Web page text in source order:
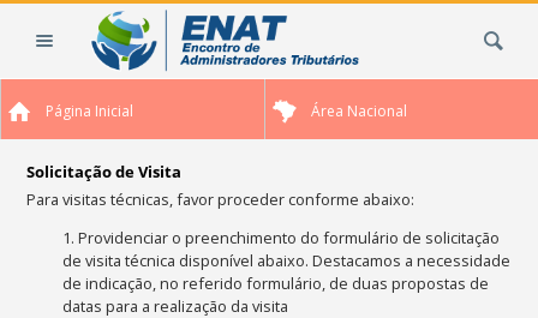
Página Inicial Área Nacional
Solicitação de Visita
Para visitas técnicas, favor proceder conforme abaixo:
1. Providenciar o preenchimento do formulário de solicitação
de visita técnica disponível abaixo. Destacamos a necessidade
de indicação, no referido formulário, de duas propostas de
datas para a realização da visita